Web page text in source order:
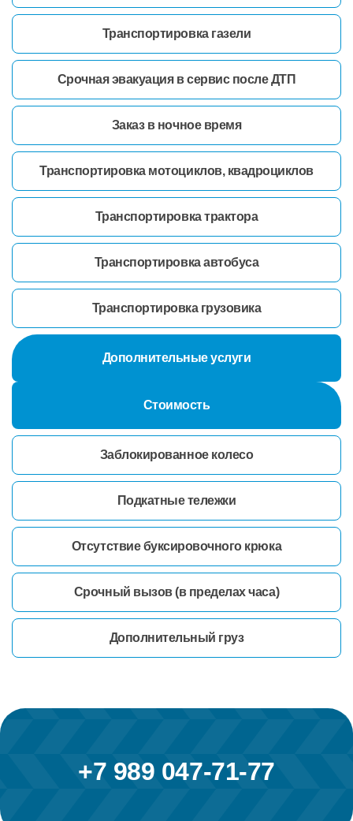
Транспортировка газели
Срочная эвакуация в сервис после ДТП
Заказ в ночное время
Транспортировка мотоциклов, квадроциклов
Транспортировка трактора
Транспортировка автобуса
Транспортировка грузовика
Дополнительные услуги
Стоимость
Заблокированное колесо
Подкатные тележки
Отсутствие буксировочного крюка
Срочный вызов (в пределах часа)
Дополнительный груз
+7 989 047-71-77